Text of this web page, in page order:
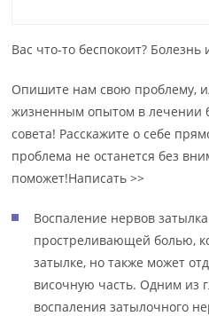
Вас что-то беспокоит?
Опишите нам свою проблему,
жизненным опытом в лечении
совета! Расскажите о себе
проблема не останется без
поможет!Написать >>
Воспаление нервов
простреливающей болью,
затылке, но также может
височную часть. Одним из
воспаления затылочного